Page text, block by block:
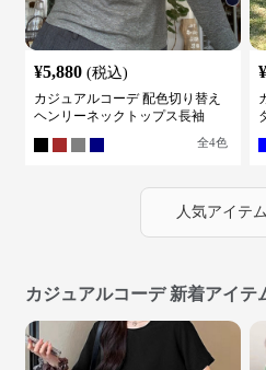
¥5,880 (税込)
カジュアルコーデ 配色切り替え
ヘンリーネックトップス長袖
全4色
¥
人気アイテ
カジュアルコーデ 新着アイテ